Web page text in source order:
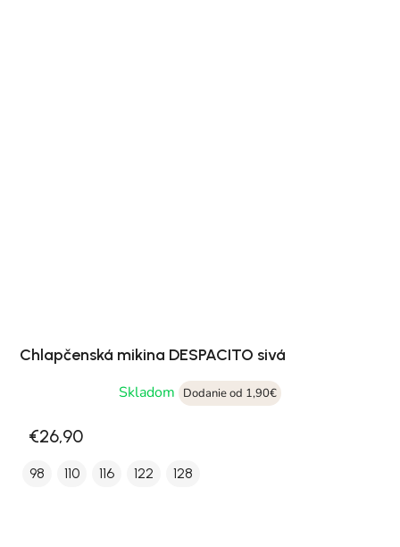
Chlapčenská mikina DESPACITO sivá
Skladom
Dodanie od 1,90€
€26,90
98 110 116 122 128